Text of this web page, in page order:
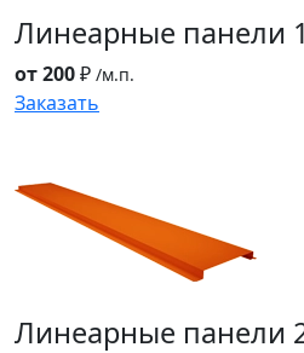
Линеарные панели
от 200₽ /м.п.
Заказать
Линеарные панели